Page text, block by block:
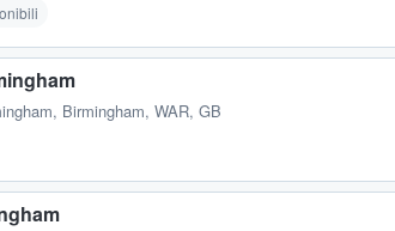
, Birmingham, WAR, GB